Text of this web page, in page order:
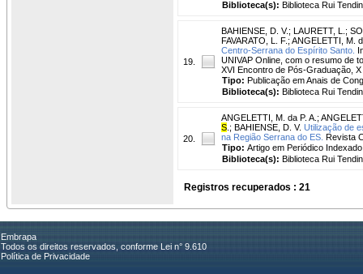
Biblioteca(s): Biblioteca Rui
19.
BAHIENSE, D. V.; LAURETT, L. ;
FAVARATO, L. F. ; ANGELETTI, M.
Centro-Serrana do Espírito Santo.
UNIVAP Online, com o resumo de
XVI Encontro de Pós-Graduação,
Tipo: Publicação em Anais de
Biblioteca(s): Biblioteca Rui
20.
ANGELETTI, M. da P. A. ;
S ; BAHIENSE, D. V. Utilização de
na Região Serrana do ES. Revista
Tipo: Artigo em Periódico Indexado
Biblioteca(s): Biblioteca Rui
Registros recuperados : 21
Embrapa
Todos os direitos reservados, conforme Lei n° 9.610
Política de Privacidade